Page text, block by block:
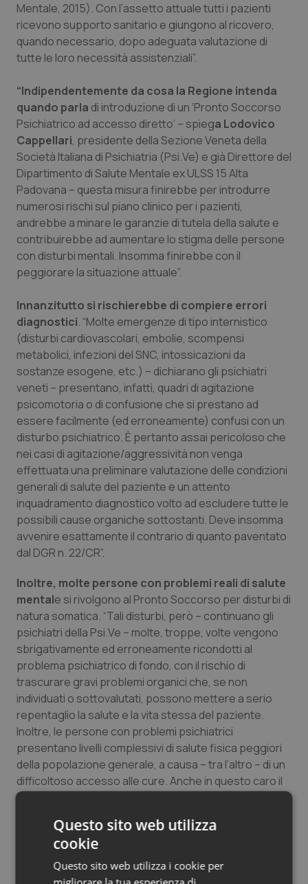
Sangue & coagulazione
Tiroide
Tumore al seno
Tumore ovarico
Tumori del Polmone & Testa Collo
Tumori gastrointestinali
Ulcera & Reflusso
Vaccini
Mentale, 2015). Con l’assetto attuale tutti i pazienti
ricevono supporto sanitario e giungono al ricovero,
quando necessario, dopo adeguata valutazione di
tutte le loro necessità assistenziali”.
“Indipendentemente da cosa la Regione intenda
quando parla di introduzione di un ‘Pronto Soccorso
Psichiatrico ad accesso diretto’ – spiega Lodovico
Cappellari, presidente della Sezione Veneta della
Società Italiana di Psichiatria (Psi.Ve) e già Direttore del
Dipartimento di Salute Mentale ex ULSS 15 Alta
Padovana – questa misura finirebbe per introdurre
numerosi rischi sul piano clinico per i pazienti,
andrebbe a minare le garanzie di tutela della salute e
contribuirebbe ad aumentare lo stigma delle persone
con disturbi mentali. Insomma finirebbe con il
peggiorare la situazione attuale”.
Innanzitutto si rischierebbe di compiere errori
diagnostici. “Molte emergenze di tipo internistico
(disturbi cardiovascolari, embolie, scompensi
metabolici, infezioni del SNC, intossicazioni da
sostanze esogene, etc.) – dichiarano gli psichiatri
veneti – presentano, infatti, quadri di agitazione
psicomotoria o di confusione che si prestano ad
essere facilmente (ed erroneamente) confusi con un
disturbo psichiatrico. È pertanto assai pericoloso che
nei casi di agitazione/aggressività non venga
effettuata una preliminare valutazione delle condizioni
generali di salute del paziente e un attento
inquadramento diagnostico volto ad escludere tutte le
possibili cause organiche sottostanti. Deve insomma
avvenire esattamente il contrario di quanto paventato
dal DGR n. 22/CR”.
Inoltre, molte persone con problemi reali di salute
mentale si rivolgono al Pronto Soccorso per disturbi di
natura somatica. “Tali disturbi, però – continuano gli
psichiatri della Psi.Ve – molte, troppe, volte vengono
sbrigativamente ed erroneamente ricondotti al
problema psichiatrico di fondo, con il rischio di
trascurare gravi problemi organici che, se non
individuati o sottovalutati, possono mettere a serio
repentaglio la salute e la vita stessa del paziente.
Inoltre, le persone con problemi psichiatrici
presentano livelli complessivi di salute fisica peggiori
della popolazione generale, a causa – tra l’altro – di un
difficoltoso accesso alle cure. Anche in questo caro il
DGR otterrebbe l’effetto contrario rispetto a quanto
Infine, la Sip Veneto fa notale come “non risulta
che modalità di gestione delle emergenze
psichiatriche ‘ad accesso diretto’ siano state adottate
Questo sito web utilizza
cookie
Questo sito web utilizza i cookie per